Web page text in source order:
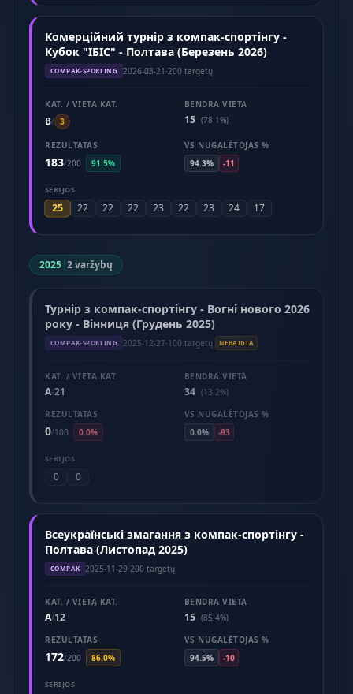
Комерційний турнір з компак-спортінгу -
Кубок "ІБІС" - Полтава (Березень 2026)
COMPAK-SPORTING 2026-03-21 ·200 targetų
KAT. / VIETA KAT.
B/ 3
BENDRA VIETA
15 (78.1%)
REZULTATAS
183/200 91.5%
VS NUGALĖTOJAS %
94.3%
-11
SERIJOS
25 22 22 22 23 22 23 24 17
2025|2 varžybų
Турнір з компак-спортінгу - Вогні нового 2026
року - Вінниця (Грудень 2025)
COMPAK-SPORTING 2025-12-27·100 targetų· NEBAIGTA
KAT. / VIETA KAT.
A/21
BENDRA VIETA
34 (13.2%)
REZULTATAS
0/100 0.0%
VS NUGALĖTOJAS %
0.0%
-93
SERIJOS
0 0
Всеукраїнські змагання з компак-спортінгу -
Полтава (Листопад 2025)
COMPAK 2025-11-29·200 targetų
KAT. / VIETA KAT.
A/12
BENDRA VIETA
15 (85.4%)
REZULTATAS
172/200 86.0%
VS NUGALĖTOJAS %
94.5%
-10
SERIJOS